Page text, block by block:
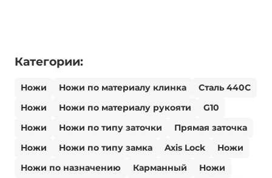
Категории:
Ножи Ножи по материалу клинка
Сталь 440С
Ножи
Ножи по материалу рукояти
G10
Ножи
Ножи по типу заточки
Прямая заточка
Ножи
Ножи по типу замка Axis Lock
Ножи
Ножи по назначению
Карманный
Ножи